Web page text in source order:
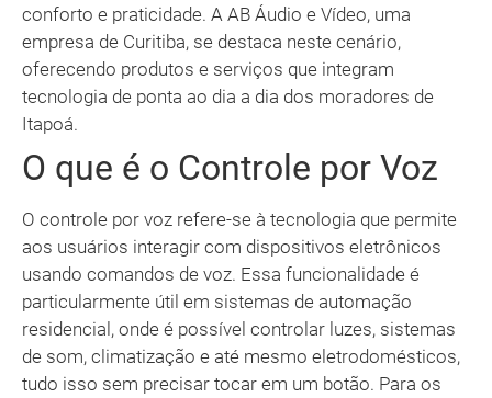
conforto e praticidade. A AB Áudio e Vídeo, uma
empresa de Curitiba, se destaca neste cenário,
oferecendo produtos e serviços que integram
tecnologia de ponta ao dia a dia dos moradores de
Itapoá.
O que é o Controle por Voz
O controle por voz refere-se à tecnologia que permite
aos usuários interagir com dispositivos eletrônicos
usando comandos de voz. Essa funcionalidade é
particularmente útil em sistemas de automação
residencial, onde é possível controlar luzes, sistemas
de som, climatização e até mesmo eletrodomésticos,
tudo isso sem precisar tocar em um botão. Para os